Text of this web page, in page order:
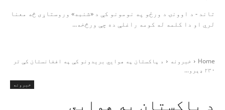
تاند - د اوونۍ د ورځو په نومونو کې د «شنبه» وروستاړی څه معنا
لري او دا کلمه له کومه راغلې ده چې ورڅخه...